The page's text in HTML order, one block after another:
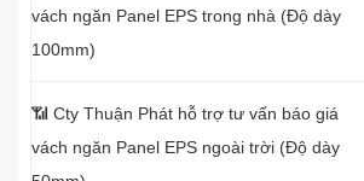
vách ngăn Panel EPS trong nhà (Độ dày
100mm)
📶 Cty Thuận Phát hỗ trợ tư vấn báo giá
vách ngăn Panel EPS ngoài trời (Độ dày